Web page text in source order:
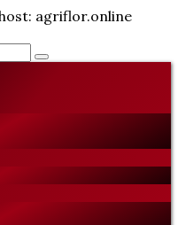
agriflor.online